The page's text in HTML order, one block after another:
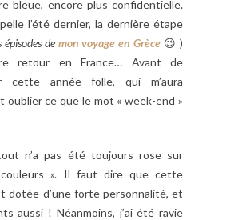
bleue, encore plus confidentielle.
l’été dernier, la dernière étape
épisodes de mon voyage en Grèce 😉 )
retour en France… Avant de
cette année folle, qui m’aura
oublier ce que le mot « week-end »
n’a pas été toujours rose sur
couleurs ». Il faut dire que cette
dotée d’une forte personnalité, et
aussi ! Néanmoins, j’ai été ravie